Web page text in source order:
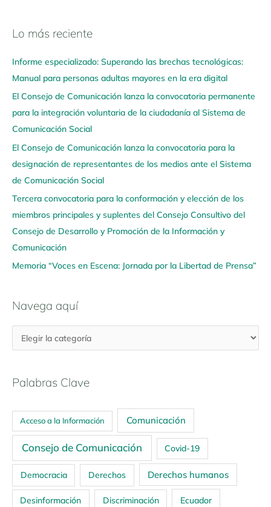
Lo más reciente
Informe especializado: Superando las brechas tecnológicas:
Manual para personas adultas mayores en la era digital
El Consejo de Comunicación lanza la convocatoria permanente
para la integración voluntaria de la ciudadanía al Sistema de
Comunicación Social
El Consejo de Comunicación lanza la convocatoria para la
designación de representantes de los medios ante el Sistema
de Comunicación Social
Tercera convocatoria para la conformación y elección de los
miembros principales y suplentes del Consejo Consultivo del
Consejo de Desarrollo y Promoción de la Información y
Comunicación
Memoria “Voces en Escena: Jornada por la Libertad de Prensa”
Navega aquí
N
v
e
g
a
a
q
u
í
Palabras Clave
Acceso a la Información Comunicación
Consejo de Comunicación Covid-19
Democracia Derechos Derechos humanos
Desinformación Discriminación Ecuador